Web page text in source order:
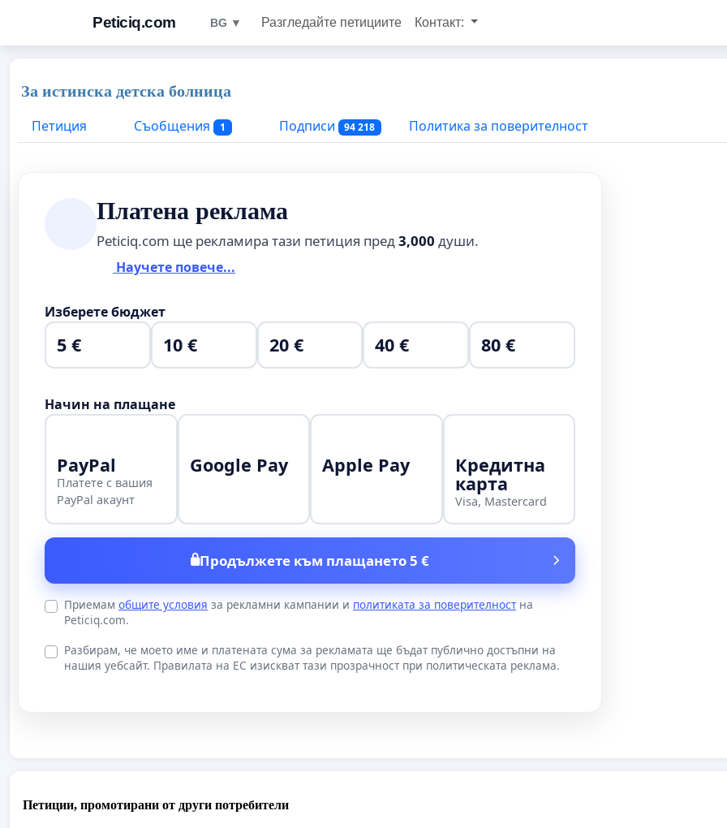
Peticiq.com BG ▼ Разгледайте петициите Контакт:
За истинска детска болница
Петиция
Съобщения 1 Подписи 94 218 Политика за поверителност
Платена реклама
Peticiq.com ще рекламира тази петиция пред 3,000 души.
Научете повече...
Изберете бюджет
5 € 10 € 20 € 40 € 80 €
Начин на плащане
PayPal
Платете с вашия
PayPal акаунт
Google Pay Apple Pay Кредитна
карта
Visa, Mastercard
Продължете към плащането 5 €
Приемам общите условия за рекламни кампании и политиката за поверителностна
Peticiq.com.
Разбирам, че моето име и платената сума за рекламата ще бъдат публично достъпни на
нашия уебсайт. Правилата на ЕС изискват тази прозрачност при политическата реклама.
Петиции, промотирани от други потребители